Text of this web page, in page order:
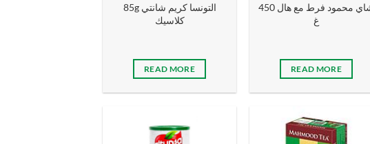
85g التونسا كریم شانتي
كلاسیك
READ MORE
شاي محمود فرط مع هال 450
غ
READ MORE